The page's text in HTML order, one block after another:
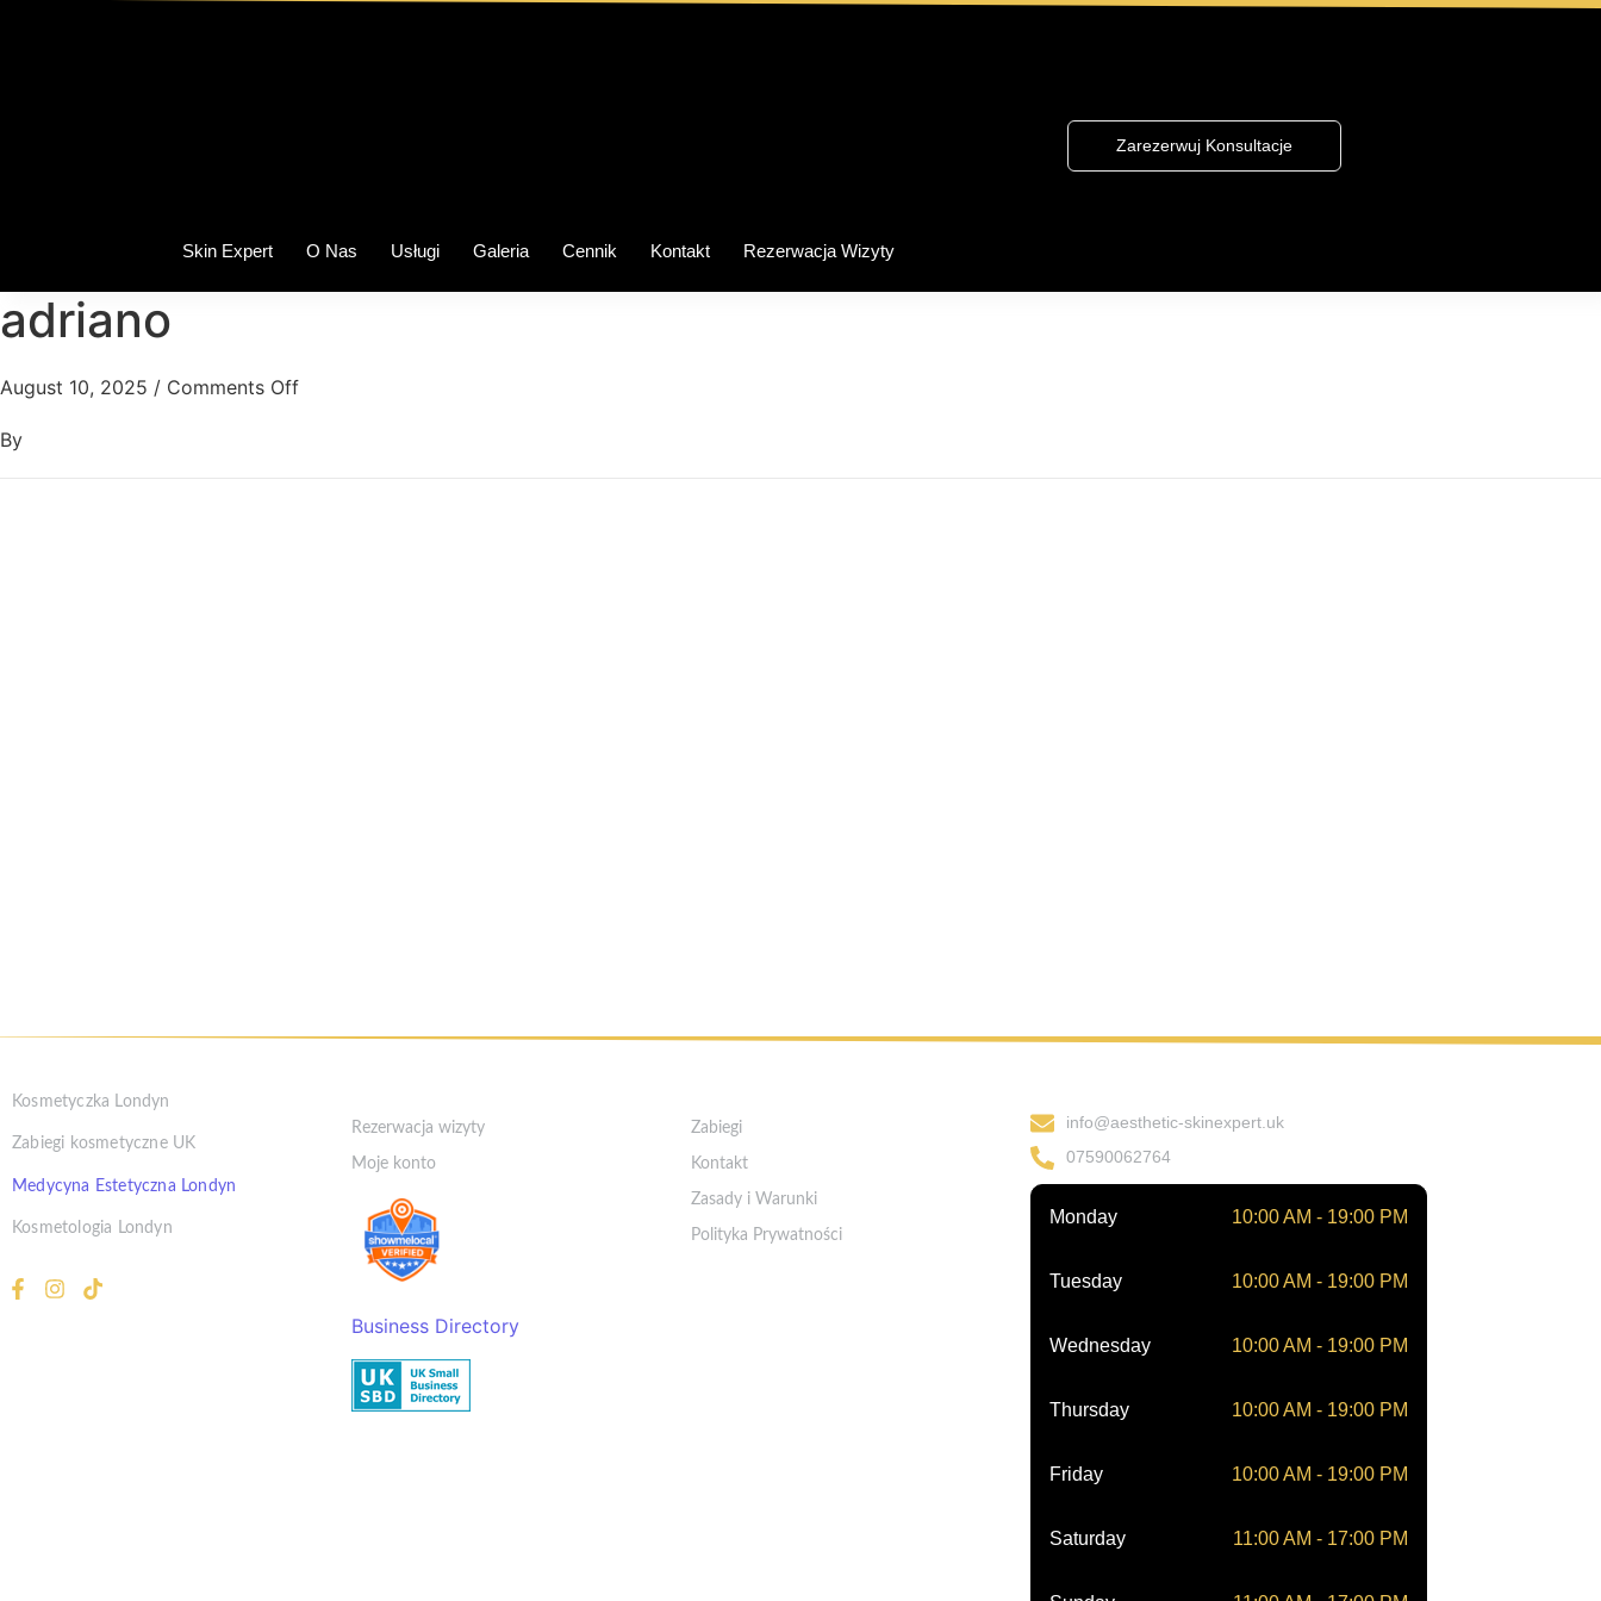
Skin Expert O Nas Usługi Galeria Cennik Kontakt Rezerwacja Wizyty
Zarezerwuj Konsultacje
adriano
August 10, 2025 / Comments Off
By
Kosmetyczka Londyn
Zabiegi kosmetyczne UK
Medycyna Estetyczna Londyn
Kosmetologia Londyn
Rezerwacja wizyty
Moje konto
Business Directory
Zabiegi
Kontakt
Zasady i Warunki
Polityka Prywatności
info@aesthetic-skinexpert.uk
07590062764
Monday 10:00 AM - 19:00 PM
Tuesday 10:00 AM - 19:00 PM
Wednesday 10:00 AM - 19:00 PM
Thursday 10:00 AM - 19:00 PM
Friday 10:00 AM - 19:00 PM
Saturday 11:00 AM - 17:00 PM